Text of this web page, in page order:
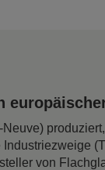
von